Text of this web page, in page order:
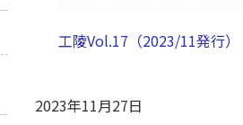
工陵Vol.17（2023/11発行）
2023年11月27日